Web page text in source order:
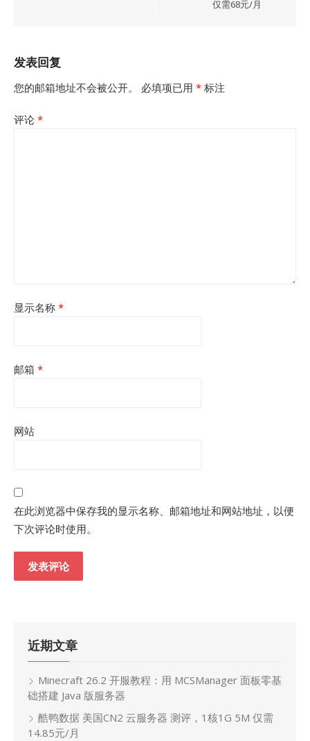
仅需68元/月
发表回复
您的邮箱地址不会被公开。
必填项已用 * 标注
评论 *
显示名称 *
邮箱 *
网站
在此浏览器中保存我的显示名称、邮箱地址和网站地址，以便
下次评论时使用。
近期文章
Minecraft 26.2 开服教程：用 MCSManager 面板零基
础搭建 Java 版服务器
酷鸭数据 美国CN2 云服务器 测评，1核1G 5M 仅需
14.85元/月